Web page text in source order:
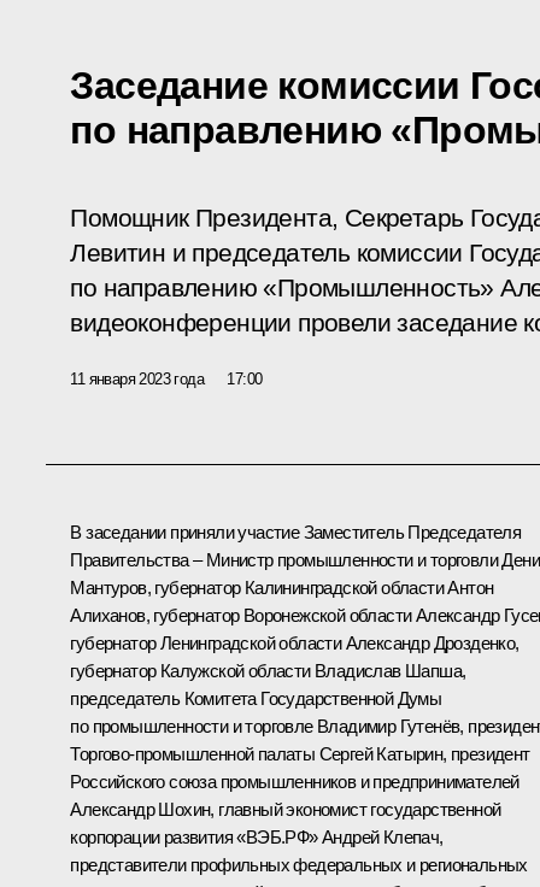
Заседание комиссии
по направлению
Помощник Президента, Секретарь
Левитин и председатель комиссии
по направлению «Промышленность»
видеоконференции провели заседание
11 января 2023 года 17:00
В заседании приняли участие Заместитель Председателя
Правительства – Министр промышленности и торговли
Мантуров, губернатор Калининградской областиАнтон
Алиханов, губернатор Воронежской областиАлександр
губернатор Ленинградской областиАлександр Дрозденко,
губернатор Калужской области Владислав Шапша,
председатель Комитета Государственной Думы
по промышленности и торговле Владимир Гутенёв,
Торгово-промышленной палаты Сергей Катырин, президент
Российского союза промышленников и предпринимателей
Александр Шохин, главный экономист государственной
корпорации развития «ВЭБ.РФ» Андрей Клепач,
представители профильных федеральных и региональных